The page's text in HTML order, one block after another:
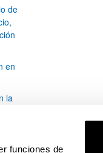
funciones de
de
en
la